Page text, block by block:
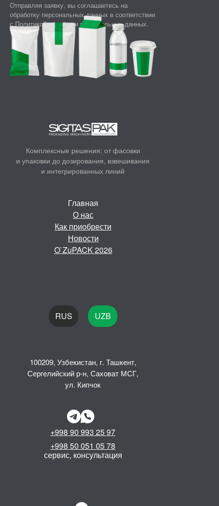
+998 90 993 25 97
+998 50 051 05 78
сервис, консультация
UZB
RUS
Отправляя заявку, вы соглашаетесь на
обработку персональных данных в соответствии
с Политикой обработки персональных данных.
Главная
О нас
Как приобрести
Новости
O`ZuPACK 2026
100209, Узбекистан, г. Ташкент,
Сергелийский р-н, Саховат МСГ,
ул. Кипчок
Комплексные решения: от фасовки
и упаковки до дозирования, взвешивания
и интегрированных линий